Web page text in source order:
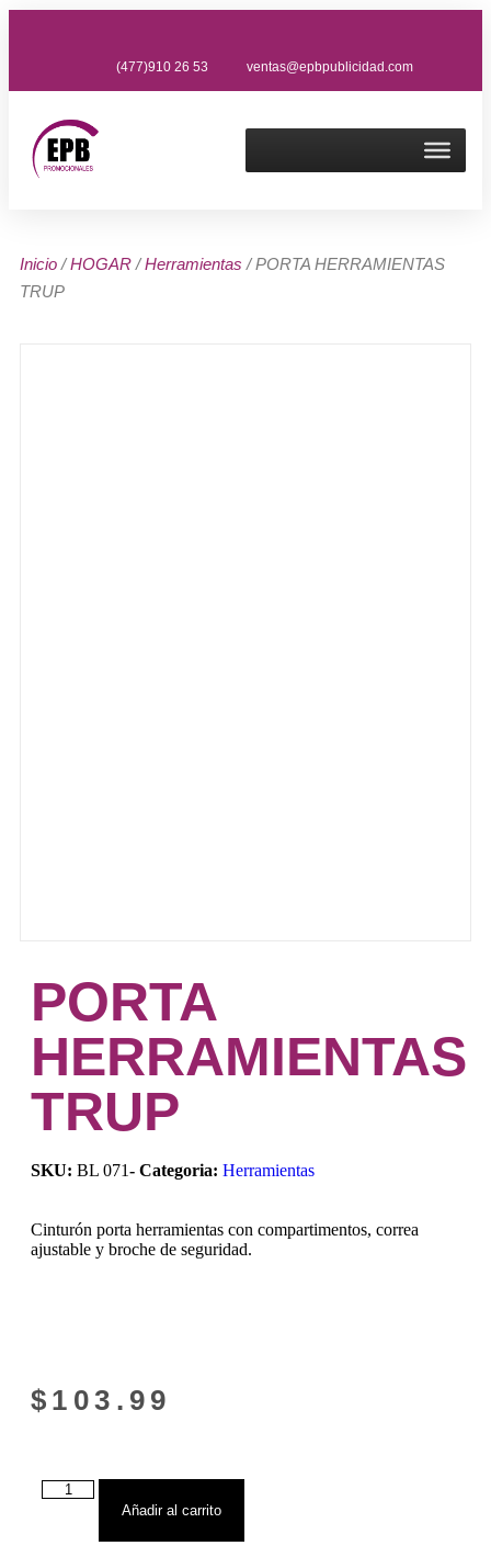
(477)910 26 53 ventas@epbpublicidad.com
Inicio /HOGAR /Herramientas / PORTA HERRAMIENTAS
TRUP
PORTA
HERRAMIENTAS
TRUP
SKU: BL 071- Categoria: Herramientas
Cinturón porta herramientas con compartimentos, correa
ajustable y broche de seguridad.
$ 103.99
Añadir al carrito